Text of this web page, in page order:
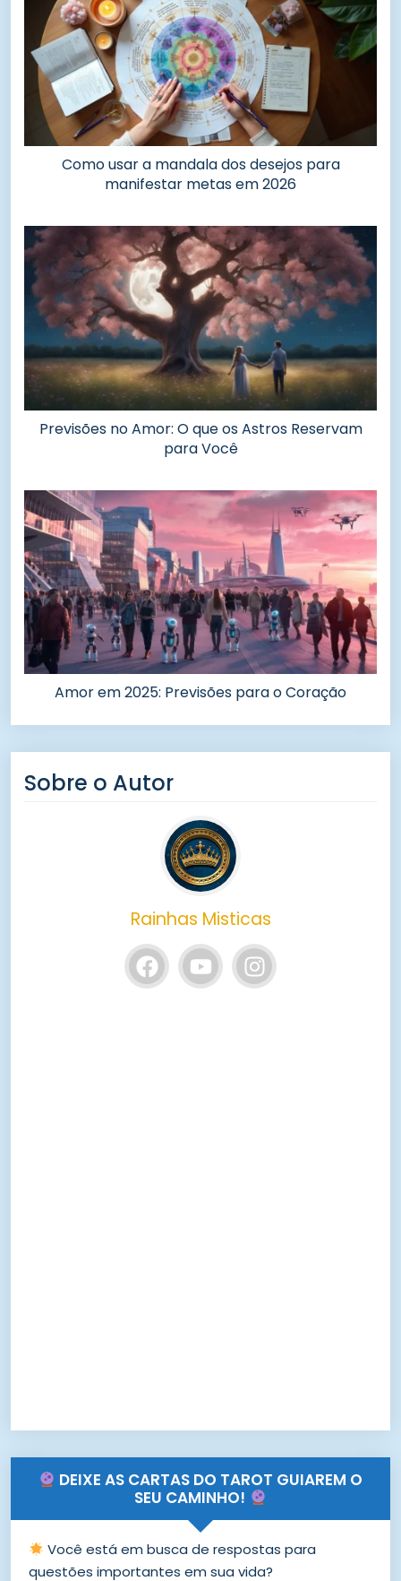
Como usar a mandala dos desejos para
manifestar metas em 2026
Previsões no Amor: O que os Astros Reservam
para Você
Amor em 2025: Previsões para o Coração
Sobre o Autor
Rainhas Misticas
DEIXE AS CARTAS DO TAROT GUIAREM O
SEU CAMINHO!
Você está em busca de respostas para
questões importantes em sua vida?